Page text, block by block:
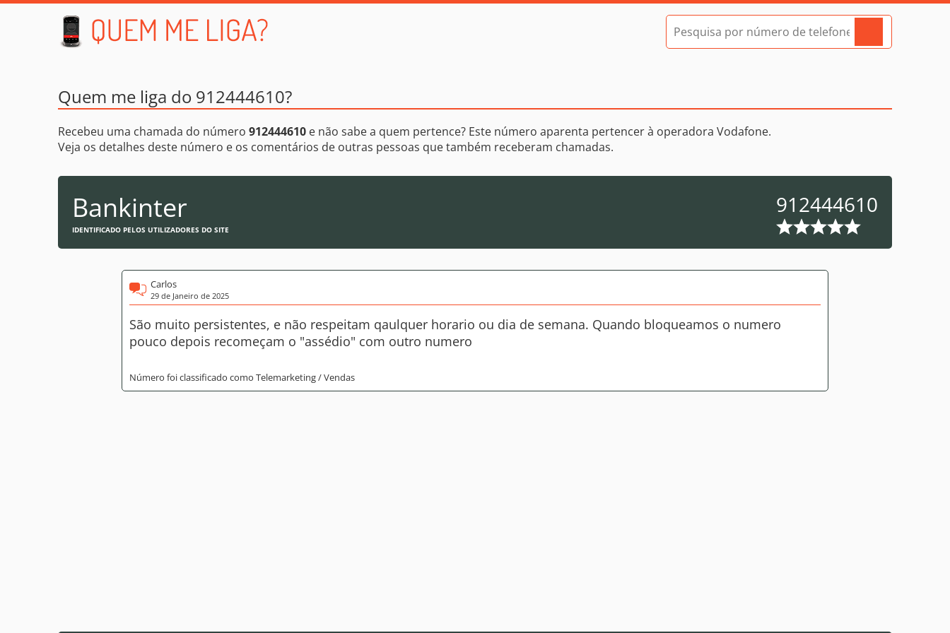
Quem me liga do 912444610?
Recebeu uma chamada do número 912444610 e não sabe a quem pertence? Este número aparenta pertencer à operadora Vodafone.
Veja os detalhes deste número e os comentários de outras pessoas que também receberam chamadas.
Bankinter
IDENTIFICADO PELOS UTILIZADORES DO SITE
912444610
Carlos
29 de Janeiro de 2025
São muito persistentes, e não respeitam qaulquer horario ou dia de semana. Quando bloqueamos o numero
pouco depois recomeçam o "assédio" com outro numero
Número foi classificado como Telemarketing / Vendas